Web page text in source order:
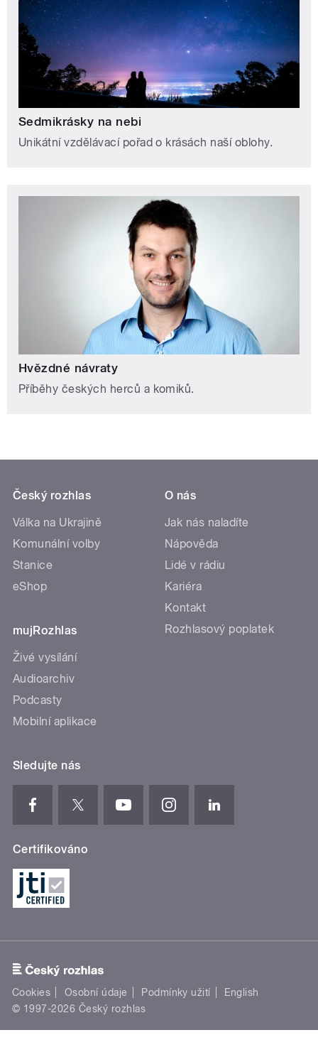
Sedmikrásky na nebi
Unikátní vzdělávací pořad o krásách naší oblohy.
Hvězdné návraty
Příběhy českých herců a komiků.
Český rozhlas
Válka na Ukrajině
Komunální volby
Stanice
eShop
mujRozhlas
Živé vysílání
Audioarchiv
Podcasty
Mobilní aplikace
O nás
Jak nás naladíte
Nápověda
Lidé v rádiu
Kariéra
Kontakt
Rozhlasový poplatek
Sledujte nás
Certifikováno
Cookies Osobní údaje Podmínky užití
English
© 1997-2026 Český rozhlas